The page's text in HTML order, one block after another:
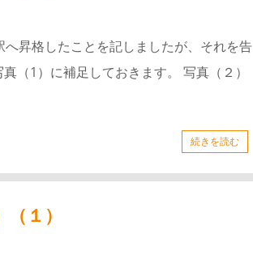
昇格したことを記しましたが、それを告
（1）に補足しておきます。 写真（２）
続きを読む
１）